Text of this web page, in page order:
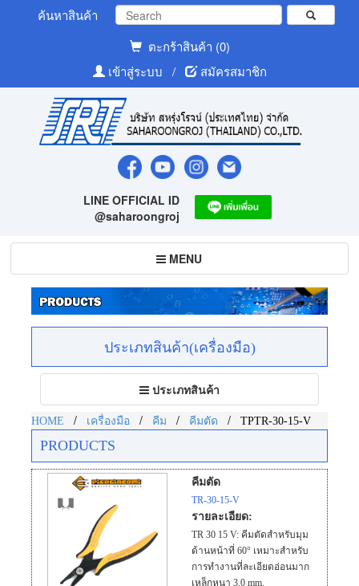
ค้นหาสินค้า
ตะกร้าสินค้า (0)
เข้าสู่ระบบ
/ สมัครสมาชิก
LINE OFFICIAL ID
@saharoongroj
Toggle
navigation
MENU
ประเภทสินค้า(เครื่องมือ)
Toggle
navigation
ประเภทสินค้า
HOME / เครื่องมือ / คีม / คีมตัด / TPTR-30-15-V
PRODUCTS
คีมตัด
TR-30-15-V
รายละเอียด:
TR 30 15 V: คีมตัดสำหรับมุม
ด้านหน้าที่ 60° เหมาะสำหรับ
การทำงานที่ละเอียดอ่อนมาก
เหล็กหนา 3.0 mm.